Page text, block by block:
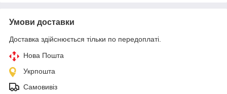
Умови доставки
Доставка здійснюється тільки по передоплаті.
Нова Пошта
Укрпошта
Самовивіз